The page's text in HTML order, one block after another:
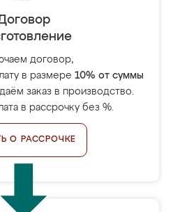
договор,
в размере 10% от суммы
заказ в производство.
в рассрочку без %.
О РАССРОЧКЕ